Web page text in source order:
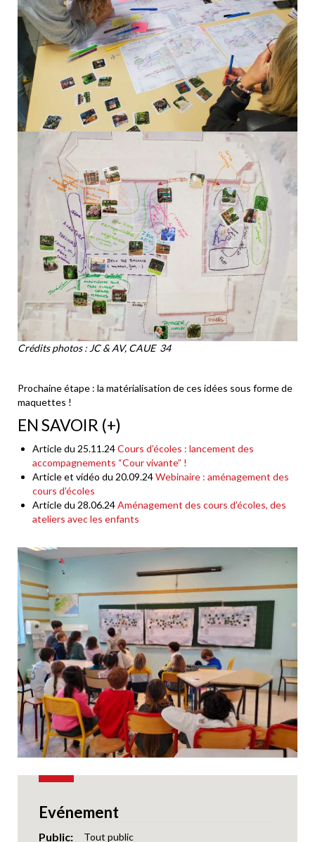
Crédits photos : JC & AV, CAUE 34
Prochaine étape : la matérialisation de ces idées sous forme de
maquettes !
EN SAVOIR (+)
Article du 25.11.24Cours d’écoles : lancement des
accompagnements “Cour vivante” !
Article et vidéo du 20.09.24Webinaire : aménagement des
cours d’écoles
Article du 28.06.24Aménagement des cours d’écoles, des
ateliers avec les enfants
Evénement
Public Tout public